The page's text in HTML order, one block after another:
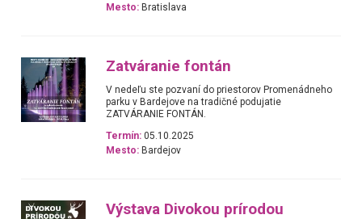
Mesto: Bratislava
Zatváranie fontán
V nedeľu ste pozvaní do priestorov Promenádneho
parku v Bardejove na tradičné podujatie
ZATVÁRANIE FONTÁN.
Termín: 05.10.2025
Mesto: Bardejov
Výstava Divokou prírodou